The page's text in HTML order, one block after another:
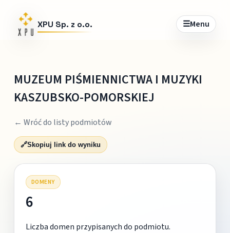
XPU Sp. z o.o. ☰Menu
MUZEUM PIŚMIENNICTWA I MUZYKI
KASZUBSKO-POMORSKIEJ
← Wróć do listy podmiotów
🔗Skopiuj link do wyniku
DOMENY
6
Liczba domen przypisanych do podmiotu.